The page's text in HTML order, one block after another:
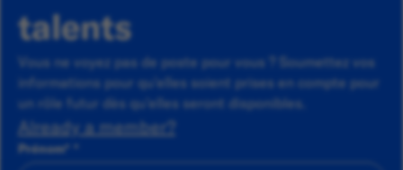
talents
Vous ne voyez pas de poste pour vous ? Soumettez vos
informations pour qu'elles soient prises en compte pour
un rôle futur dès qu'elles seront disponibles.
Already a member?
Prénom*